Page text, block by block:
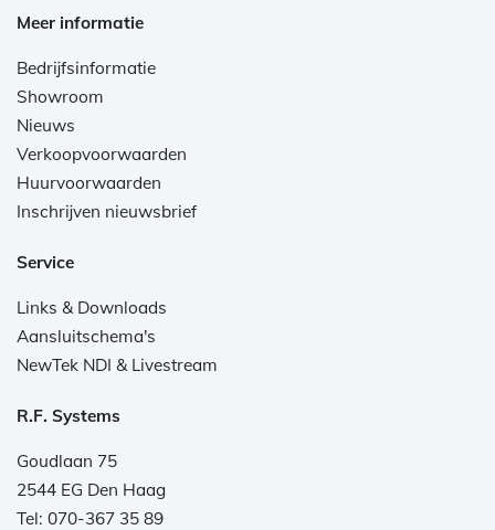
Meer informatie
Bedrijfsinformatie
Showroom
Nieuws
Verkoopvoorwaarden
Huurvoorwaarden
Inschrijven nieuwsbrief
Service
Links & Downloads
Aansluitschema's
NewTek NDI & Livestream
R.F. Systems
Goudlaan 75
2544 EG Den Haag
Tel: 070-367 35 89